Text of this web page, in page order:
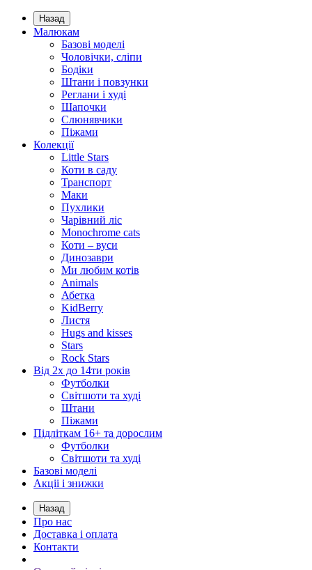
Назад
Малюкам
Базові моделі
Чоловічки, сліпи
Бодіки
Штани і повзунки
Реглани і худі
Шапочки
Слюнявчики
Піжами
Колекції
Little Stars
Коти в саду
Транспорт
Маки
Пухлики
Чарівний ліс
Monochrome cats
Коти – вуси
Динозаври
Ми любим котів
Animals
Абетка
KidBerry
Листя
Hugs and kisses
Stars
Rock Stars
Від 2х до 14ти років
Футболки
Світшоти та худі
Штани
Піжами
Підліткам 16+ та дорослим
Футболки
Світшоти та худі
Базові моделі
Акціі і знижки
Назад
Про нас
Доставка і оплата
Контакти